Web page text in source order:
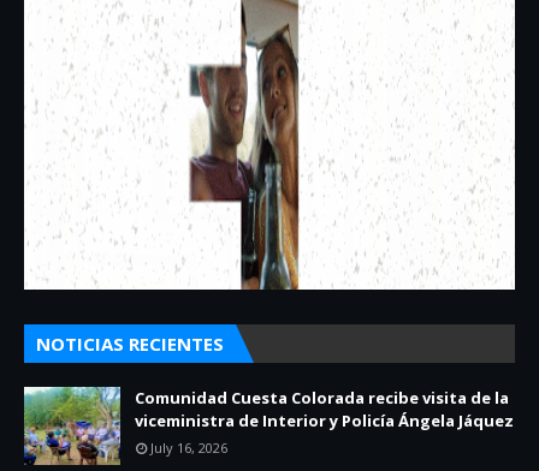
NOTICIAS RECIENTES
Comunidad Cuesta Colorada recibe visita de la
viceministra de Interior y Policía Ángela Jáquez
July 16, 2026